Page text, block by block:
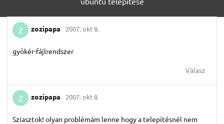
Z zozipapa 2007. okt 8.
gyökér-fájlrendszer
Válasz
Z zozipapa 2007. okt 8.
Sziasztok! olyan problémám lenne hogy a telepítésnél nem